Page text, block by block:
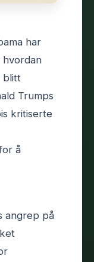
har
blitt
Trumps
kritiserte
å
angrep på